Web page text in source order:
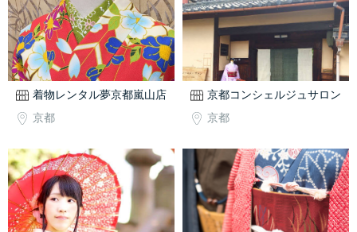
着物レンタル夢京都嵐山店
京都
京都コンシェルジュサロン
京都